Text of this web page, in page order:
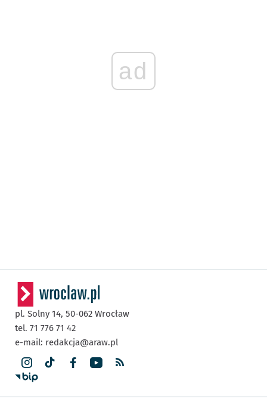
ad
pl. Solny 14, 50-062 Wrocław
tel. 71 776 71 42
e-mail: redakcja@araw.pl